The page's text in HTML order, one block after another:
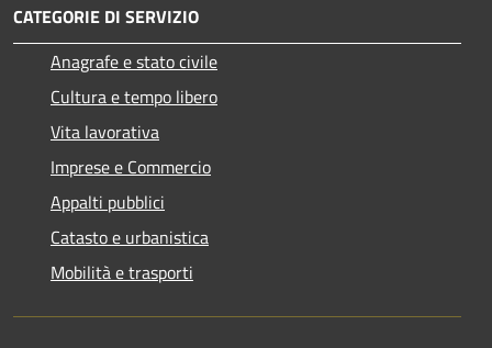
CATEGORIE DI SERVIZIO
Anagrafe e stato civile
Cultura e tempo libero
Vita lavorativa
Imprese e Commercio
Appalti pubblici
Catasto e urbanistica
Mobilità e trasporti